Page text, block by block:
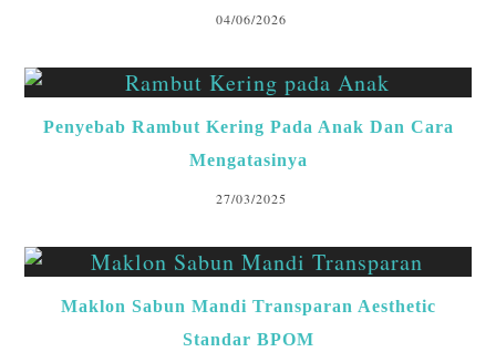
04/06/2026
Penyebab Rambut Kering Pada Anak Dan Cara
Mengatasinya
27/03/2025
Maklon Sabun Mandi Transparan Aesthetic
Standar BPOM